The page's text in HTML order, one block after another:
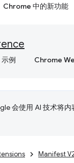
Chrome 中的新功能
示例 Chrome
会使用 AI 技术将
Manifest